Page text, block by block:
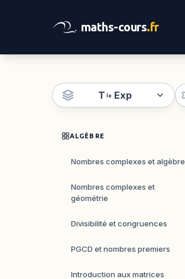
maths-cours.fr
T leExp
ALGÈBRE
Nombres complexes et algèbre
Nombres complexes et
géométrie
Divisibilité et congruences
PGCD et nombres premiers
Introduction aux matrices